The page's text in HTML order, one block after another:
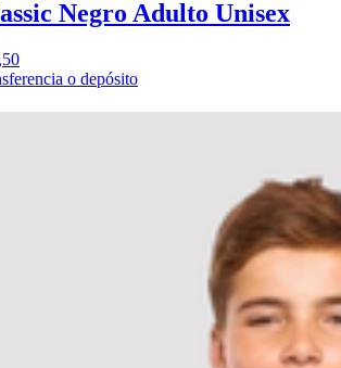
Negro Adulto Unisex
o depósito